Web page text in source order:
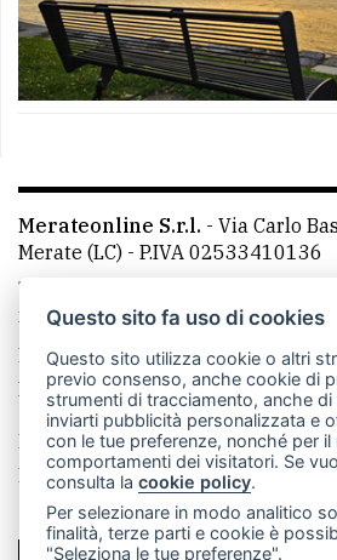
Merateonline S.r.l. - Via Carlo
Merate (LC) - P.IVA 02533410136
Telefono:
mail: redazione@leccoonline.com
La redazione
MerateOnline
Made by VIP
Privacy policy
Cookie policy
Rivedi le tue scelte sui cookie
Questo sito fa uso di cookies
Questo sito utilizza cookie o altri
previo consenso, anche cookie di
strumenti di tracciamento, anche
inviarti pubblicità personalizzata e
con le tue preferenze, nonché per
comportamenti dei visitatori. Se
consulta lacookie policy.
Per selezionare in modo analitico
finalità, terze parti e cookie è
"Seleziona le tue preferenze".